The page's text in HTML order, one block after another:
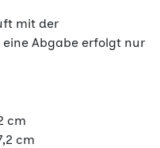
mit der
Abgabe erfolgt nur
cm
cm